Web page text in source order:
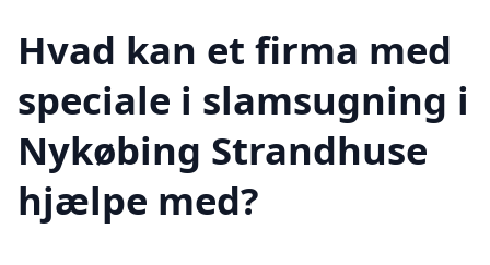
Hvad kan et firma med
speciale i slamsugning i
Nykøbing Strandhuse
hjælpe med?